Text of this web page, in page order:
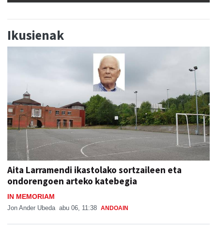
Ikusienak
Aita Larramendi ikastolako sortzaileen eta
ondorengoen arteko katebegia
IN MEMORIAM
Jon Ander Ubeda abu 06, 11:38 ANDOAIN